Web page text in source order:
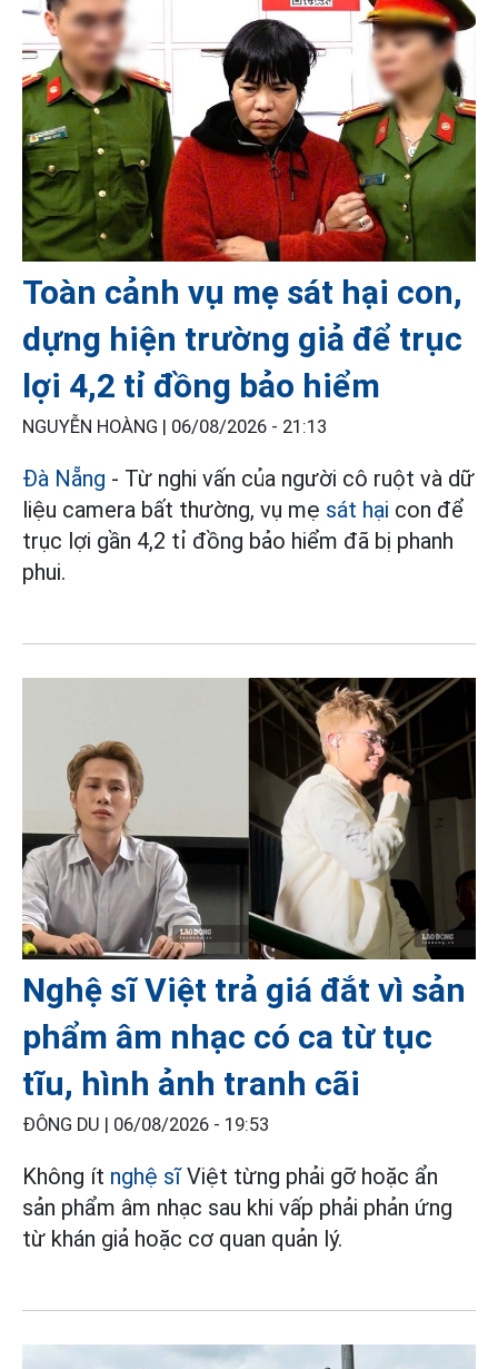
Toàn cảnh vụ mẹ sát hại con,
dựng hiện trường giả để trục
lợi 4,2 tỉ đồng bảo hiểm
NGUYỄN HOÀNG | 06/08/2026 - 21:13
Đà Nẵng - Từ nghi vấn của người cô ruột và dữ
liệu camera bất thường, vụ mẹ sát hại con để
trục lợi gần 4,2 tỉ đồng bảo hiểm đã bị phanh
phui.
Nghệ sĩ Việt trả giá đắt vì sản
phẩm âm nhạc có ca từ tục
tĩu, hình ảnh tranh cãi
ĐÔNG DU | 06/08/2026 - 19:53
Không ít nghệ sĩViệt từng phải gỡ hoặc ẩn
sản phẩm âm nhạc sau khi vấp phải phản ứng
từ khán giả hoặc cơ quan quản lý.